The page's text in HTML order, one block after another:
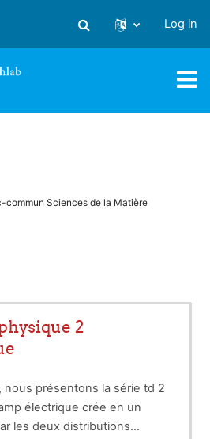
Toggle search input
Log in
commun Sciences de la Matière
2
présentons la série td 2
électrique crée en un
les deux distributions